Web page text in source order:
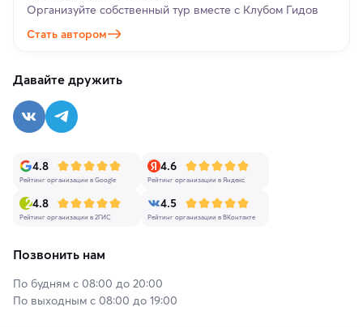
Организуйте собственный тур вместе с Клубом Гидов
Стать автором
Давайте дружить
4.8
Рейтинг организации в Google
4.6
Рейтинг организации в Яндекс
4.8
Рейтинг организации в 2ГИС
4.5
Рейтинг организации в ВКонтакте
Позвонить нам
По будням с 08:00 до 20:00
По выходным с 08:00 до 19:00